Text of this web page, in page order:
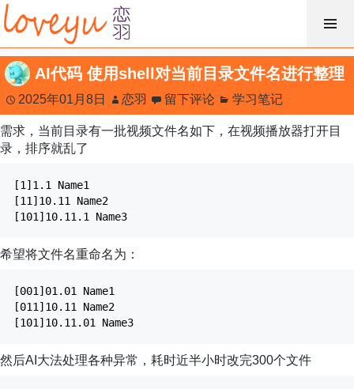
跳
过
内
容
AI代码 使用shell对当前目录文件名进行整理
2025年01月8日 恋羽 留下评论 学习笔记
需求，当前目录有一批视频文件名如下，在视频播放器打开目
录，排序就乱了
[1]1.1 Name1
[11]10.11 Name2
[101]10.11.1 Name3
希望将文件名重命名为：
[001]01.01 Name1
[011]10.11 Name2
[101]10.11.01 Name3
然后AI大法处理各种异常，耗时近半小时改完300个文件